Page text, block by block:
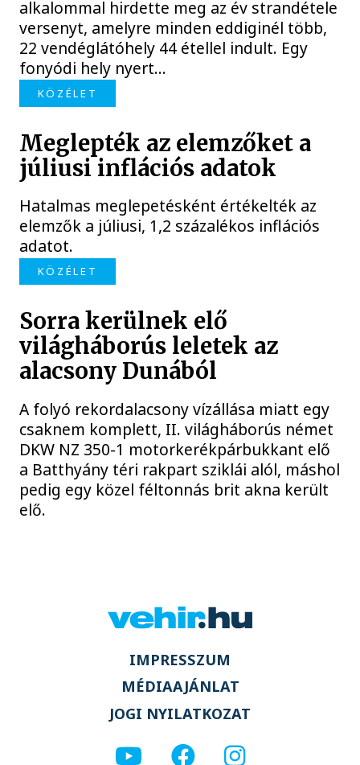
alkalommal hirdette meg az év strandétele
versenyt, amelyre minden eddiginél több,
22 vendéglátóhely 44 étellel indult. Egy
fonyódi hely nyert...
KÖZÉLET
Meglepték az elemzőket a
júliusi inflációs adatok
Hatalmas meglepetésként értékelték az
elemzők a júliusi, 1,2 százalékos inflációs
adatot.
KÖZÉLET
Sorra kerülnek elő
világháborús leletek az
alacsony Dunából
A folyó rekordalacsony vízállása miatt egy
csaknem komplett, II. világháborús német
DKW NZ 350-1 motorkerékpárbukkant elő
a Batthyány téri rakpart sziklái alól, máshol
pedig egy közel féltonnás brit akna került
elő.
IMPRESSZUM
MÉDIAAJÁNLAT
JOGI NYILATKOZAT